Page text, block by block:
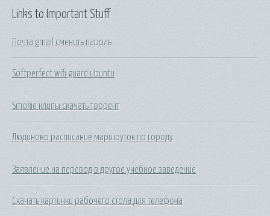
Links to Important Stuff
Почта gmail сменить пароль
Softperfect wifi guard ubuntu
Smokie клипы скачать торрент
Людиново расписание маршруток по городу
Заявление на перевод в другое учебное заведение
Скачать картинки рабочего стола для телефона